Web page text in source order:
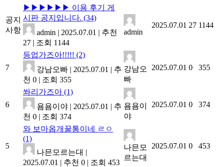
공지
사항
▶▶▶▶▶▶ 이용 후기 게
시판 공지입니다. (34)
admin | 2025.07.01 | 추천
27 | 조회 1144
admin
2025.07.01 27 1144
7
등업가즈아!!!!! (2)
강남오빠 | 2025.07.01 | 추
천 0 | 조회 355
강남오
빠
2025.07.01 0 355
6
쏴리가즈아 (1)
욤욤이야 | 2025.07.01 | 추
천 0 | 조회 374
욤욤이
야
2025.07.01 0 374
5
와 보마옵개꿀통이네 ㄹㅇ
(1)
나믄모르는대 |
2025.07.01 | 추천 0 | 조회 453
나믄모
르는대
2025.07.01 0 453